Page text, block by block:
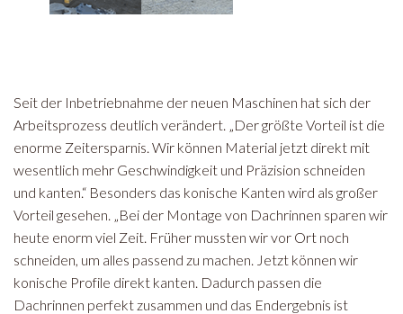
Seit der Inbetriebnahme der neuen Maschinen hat sich der
Arbeitsprozess deutlich verändert. „Der größte Vorteil ist die
enorme Zeitersparnis. Wir können Material jetzt direkt mit
wesentlich mehr Geschwindigkeit und Präzision schneiden
und kanten.“ Besonders das konische Kanten wird als großer
Vorteil gesehen. „Bei der Montage von Dachrinnen sparen wir
heute enorm viel Zeit. Früher mussten wir vor Ort noch
schneiden, um alles passend zu machen. Jetzt können wir
konische Profile direkt kanten. Dadurch passen die
Dachrinnen perfekt zusammen und das Endergebnis ist